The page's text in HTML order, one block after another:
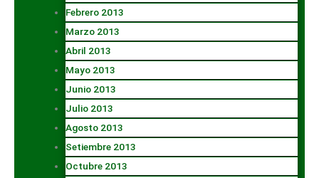
Febrero 2013
Marzo 2013
Abril 2013
Mayo 2013
Junio 2013
Julio 2013
Agosto 2013
Setiembre 2013
Octubre 2013